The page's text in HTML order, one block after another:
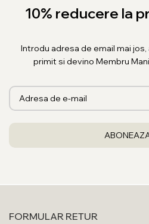
10% reducere la
Introdu adresa de email mai
primit si devino Membru
FORMULAR RETUR